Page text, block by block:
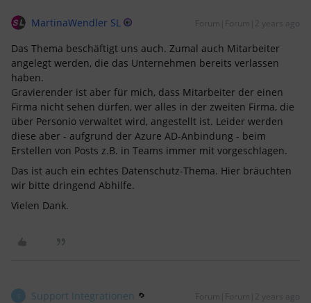
MartinaWendler SL Forum|Forum|2 years ago
Das Thema beschäftigt uns auch. Zumal auch Mitarbeiter
angelegt werden, die das Unternehmen bereits verlassen
haben.
Gravierender ist aber für mich, dass Mitarbeiter der einen
Firma nicht sehen dürfen, wer alles in der zweiten Firma, die
über Personio verwaltet wird, angestellt ist. Leider werden
diese aber - aufgrund der Azure AD-Anbindung - beim
Erstellen von Posts z.B. in Teams immer mit vorgeschlagen.
Das ist auch ein echtes Datenschutz-Thema. Hier bräuchten
wir bitte dringend Abhilfe.
Vielen Dank.
Support Integrationen Forum|Forum|2 years ago